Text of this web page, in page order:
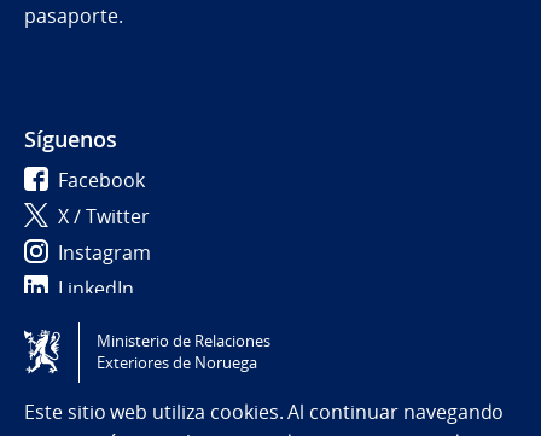
pasaporte.
Síguenos
Facebook
X / Twitter
Instagram
LinkedIn
Tilgjengelighetserklæring / Accessibility statement
(NO)
Ministerio de Relaciones
Exteriores de Noruega
Este sitio web utiliza cookies. Al continuar navegando